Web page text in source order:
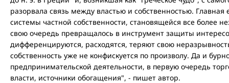
разорвала связь между властью и собственностью.
системы частной собственности, становящейся все более
свою очередь превращалось в инструмент защиты
дифференцируются, расходятся, теряют свою
собственность уже не конфискуется по произволу. Да и
предпринимательской деятельности, в первую очередь
власти, источники обогащения", - пишет автор.